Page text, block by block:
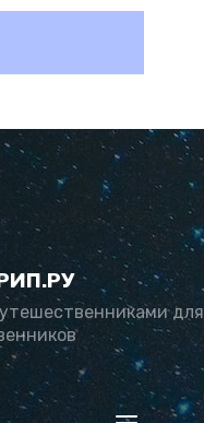
для